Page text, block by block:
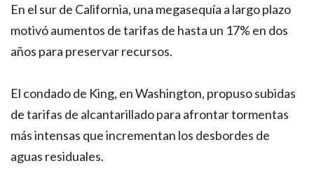
En el sur de California, una megasequía a largo plazo
motivó aumentos de tarifas de hasta un 17% en dos
años para preservar recursos.
El condado de King, en Washington, propuso subidas
de tarifas de alcantarillado para afrontar tormentas
más intensas que incrementan los desbordes de
aguas residuales.